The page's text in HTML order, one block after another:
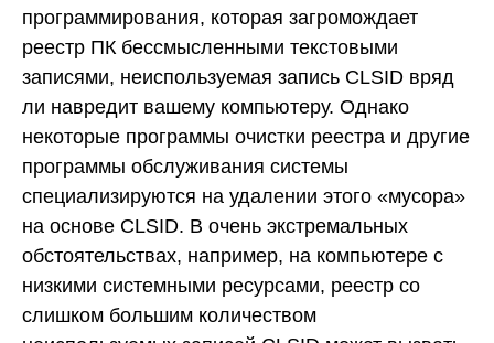
программирования, которая загромождает
реестр ПК бессмысленными текстовыми
записями, неиспользуемая запись CLSID вряд
ли навредит вашему компьютеру. Однако
некоторые программы очистки реестра и другие
программы обслуживания системы
специализируются на удалении этого «мусора»
на основе CLSID. В очень экстремальных
обстоятельствах, например, на компьютере с
низкими системными ресурсами, реестр со
слишком большим количеством